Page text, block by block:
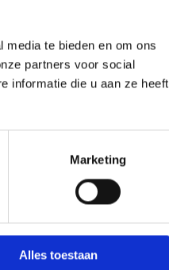
te bieden en om ons
partners voor social
informatie die u aan ze heeft
Marketing
Alles toestaan
klimaat?